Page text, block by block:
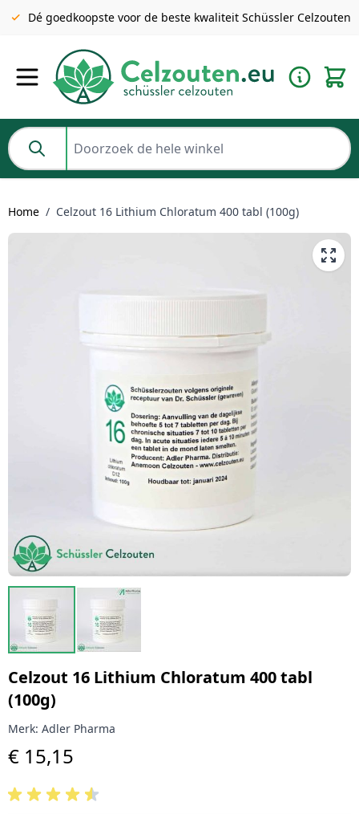
Gratis verzending v.a. €49 NL | BE pakket tot 2KG gratis v.a.
€69
Dé goedkoopste voor de beste kwaliteit Schüssler Celzouten
Doorzoek de hele winkel
Home / Celzout 16 Lithium Chloratum 400 tabl (100g)
Celzout 16 Lithium Chloratum 400 tabl
(100g)
Merk: Adler Pharma
€ 15,15